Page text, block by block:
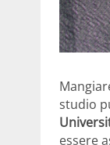
studio
essere